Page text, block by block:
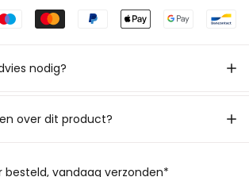
nodig?
over dit product?
besteld, vandaag verzonden*